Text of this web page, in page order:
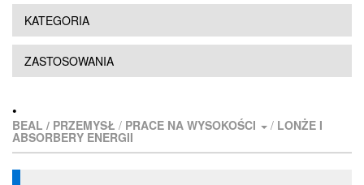
KATEGORIA
ZASTOSOWANIA
•
BEAL / PRZEMYSŁ / PRACE NA WYSOKOŚCI / LONŻE I
ABSORBERY ENERGII